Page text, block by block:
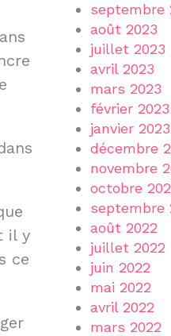
il y
ce
septembre
août 2023
juillet 2023
avril 2023
mars 2023
février 2023
janvier 2023
décembre
novembre
octobre
septembre
août 2022
juillet 2022
juin 2022
mai 2022
avril 2022
mars 2022